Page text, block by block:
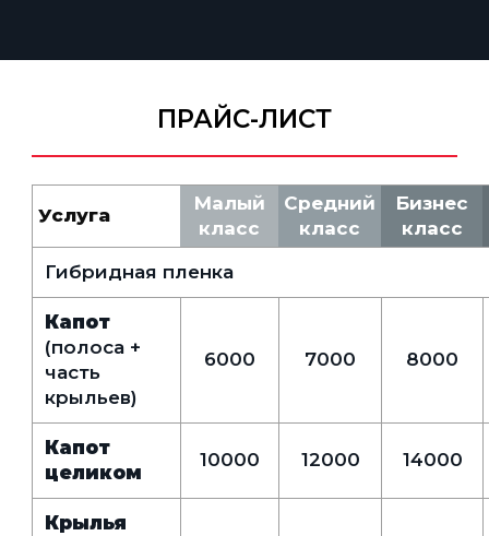
ПРАЙС-ЛИСТ
Услуга
Малый
класс
Средний
класс
Бизнес
класс
Гибридная пленка
Капот
(полоса +
часть
крыльев)
6000 7000 8000
Капот
целиком
10000 12000 14000
Крылья